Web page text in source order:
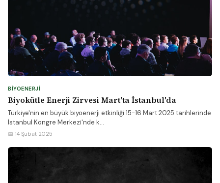
BIYOENERJI
Biyokütle Enerji Zirvesi Mart'ta İstanbul'da
Türkiye'nin en büyük biyoenerji etkinliği 15-16 Mart 2025 tarihlerinde
İstanbul Kongre Merkezi'nde k...
📅 14 Şubat 2025